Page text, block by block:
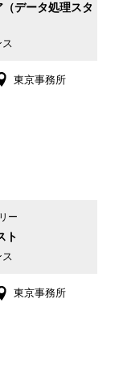
データ処理スタ
東京事務所
ト
ー
東京事務所